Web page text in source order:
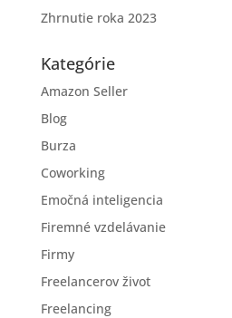
Zhrnutie roka 2023
Kategórie
Amazon Seller
Blog
Burza
Coworking
Emočná inteligencia
Firemné vzdelávanie
Firmy
Freelancerov život
Freelancing